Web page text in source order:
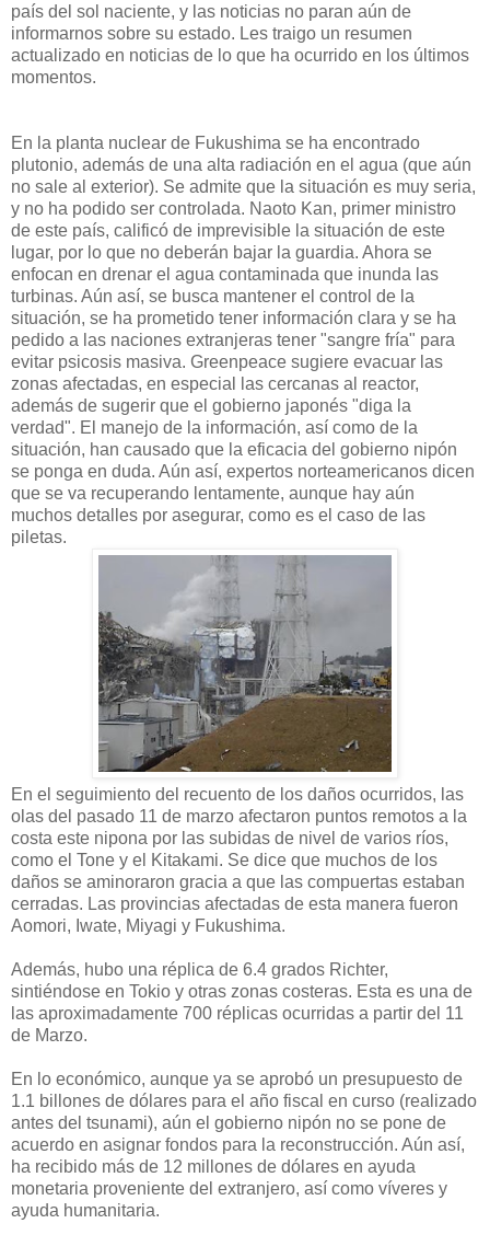
país del sol naciente, y las noticias no paran aún de
informarnos sobre su estado. Les traigo un resumen
actualizado en noticias de lo que ha ocurrido en los últimos
momentos.
En la planta nuclear de Fukushima se ha encontrado
plutonio, además de una alta radiación en el agua (que aún
no sale al exterior). Se admite que la situación es muy seria,
y no ha podido ser controlada. Naoto Kan, primer ministro
de este país, calificó de imprevisible la situación de este
lugar, por lo que no deberán bajar la guardia. Ahora se
enfocan en drenar el agua contaminada que inunda las
turbinas. Aún así, se busca mantener el control de la
situación, se ha prometido tener información clara y se ha
pedido a las naciones extranjeras tener "sangre fría" para
evitar psicosis masiva. Greenpeace sugiere evacuar las
zonas afectadas, en especial las cercanas al reactor,
además de sugerir que el gobierno japonés "diga la
verdad". El manejo de la información, así como de la
situación, han causado que la eficacia del gobierno nipón
se ponga en duda. Aún así, expertos norteamericanos dicen
que se va recuperando lentamente, aunque hay aún
muchos detalles por asegurar, como es el caso de las
piletas.
En el seguimiento del recuento de los daños ocurridos, las
olas del pasado 11 de marzo afectaron puntos remotos a la
costa este nipona por las subidas de nivel de varios ríos,
como el Tone y el Kitakami. Se dice que muchos de los
daños se aminoraron gracia a que las compuertas estaban
cerradas. Las provincias afectadas de esta manera fueron
Aomori, Iwate, Miyagi y Fukushima.
Además, hubo una réplica de 6.4 grados Richter,
sintiéndose en Tokio y otras zonas costeras. Esta es una de
las aproximadamente 700 réplicas ocurridas a partir del 11
de Marzo.
En lo económico, aunque ya se aprobó un presupuesto de
1.1 billones de dólares para el año fiscal en curso (realizado
antes del tsunami), aún el gobierno nipón no se pone de
acuerdo en asignar fondos para la reconstrucción. Aún así,
ha recibido más de 12 millones de dólares en ayuda
monetaria proveniente del extranjero, así como víveres y
ayuda humanitaria.